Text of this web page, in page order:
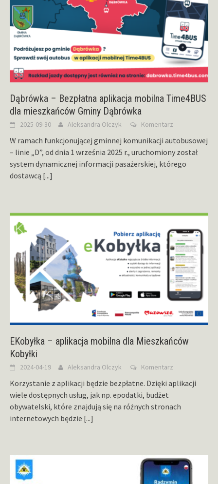
Dąbrówka – Bezpłatna aplikacja mobilna Time4BUS
dla mieszkańców Gminy Dąbrówka
2025-09-30 Aleksandra Olczyk Komentarz
W ramach funkcjonującej gminnej komunikacji autobusowej
– linie „D”, od dnia 1 września 2025 r., uruchomiony został
system dynamicznej informacji pasażerskiej, którego
dostawcą [...]
EKobyłka – aplikacja mobilna dla Mieszkańców
Kobyłki
2024-04-19 Aleksandra Olczyk Komentarz
Korzystanie z aplikacji będzie bezpłatne. Dzięki aplikacji
wiele dostępnych usług, jak np. epodatki, budżet
obywatelski, które znajdują się na różnych stronach
internetowych będzie [...]